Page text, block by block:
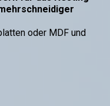
oder MDF und